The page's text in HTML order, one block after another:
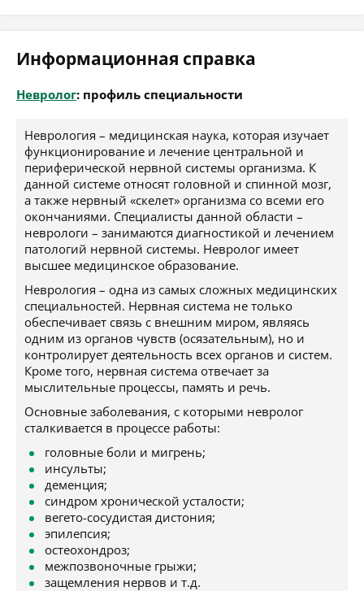
Информационная справка
Невролог: профиль специальности
Неврология – медицинская наука, которая изучает
функционирование и лечение центральной и
периферической нервной системы организма. К
данной системе относят головной и спинной мозг,
а также нервный «скелет» организма со всеми его
окончаниями. Специалисты данной области –
неврологи – занимаются диагностикой и лечением
патологий нервной системы. Невролог имеет
высшее медицинское образование.
Неврология – одна из самых сложных медицинских
специальностей. Нервная система не только
обеспечивает связь с внешним миром, являясь
одним из органов чувств (осязательным), но и
контролирует деятельность всех органов и систем.
Кроме того, нервная система отвечает за
мыслительные процессы, память и речь.
Основные заболевания, с которыми невролог
сталкивается в процессе работы:
головные боли и мигрень;
инсульты;
деменция;
синдром хронической усталости;
вегето-сосудистая дистония;
эпилепсия;
остеохондроз;
межпозвоночные грыжи;
защемления нервов и т.д.